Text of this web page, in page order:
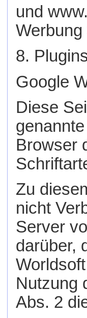
und
Werbung
8.
Google
Diese
Browser
Zu
nicht
Server
darüber,
Nutzung
Abs. 2